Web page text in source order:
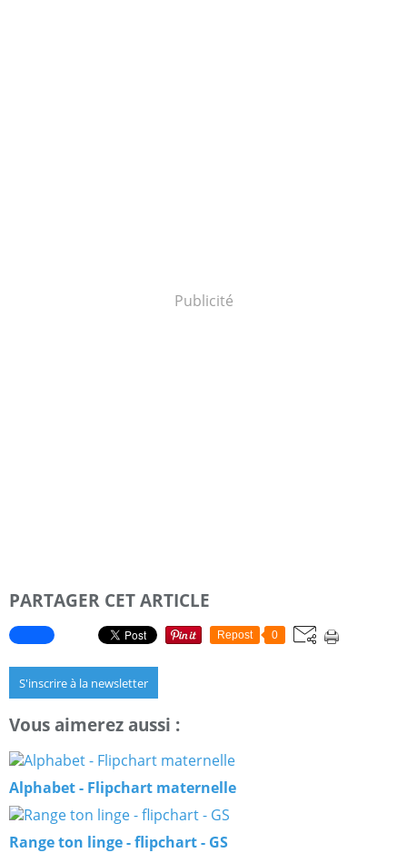
Publicité
PARTAGER CET ARTICLE
Repost 0
S'inscrire à la newsletter
Vous aimerez aussi :
Alphabet - Flipchart maternelle
Range ton linge - flipchart - GS